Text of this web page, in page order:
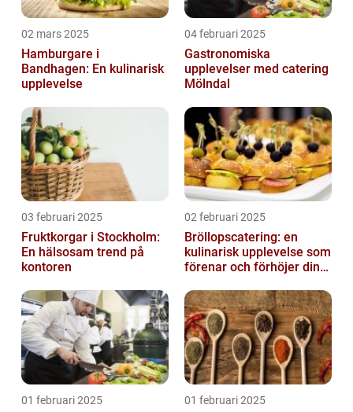
02 mars 2025
Hamburgare i
Bandhagen: En kulinarisk
upplevelse
04 februari 2025
Gastronomiska
upplevelser med catering
Mölndal
03 februari 2025
Fruktkorgar i Stockholm:
En hälsosam trend på
kontoren
02 februari 2025
Bröllopscatering: en
kulinarisk upplevelse som
förenar och förhöjer din
01 februari 2025 01 februari 2025